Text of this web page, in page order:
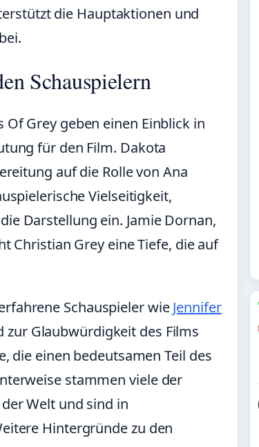
die Hauptaktionen und
Schauspielern
Of Grey geben einen Einblick in
für den Film. Dakota
auf die Rolle von Ana
Vielseitigkeit,
Darstellung ein. Jamie Dornan,
Christian Grey eine Tiefe, die auf
Schauspieler wieJennifer
Glaubwürdigkeit des Films
die einen bedeutsamen Teil des
stammen viele der
Welt und sind in
Hintergründe zu den